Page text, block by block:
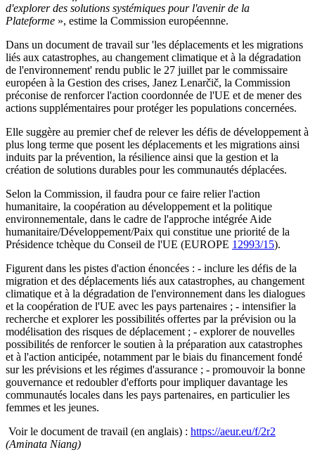
d'explorer des solutions systémiques pour l'avenir de la
Plateforme », estime la Commission européennne.
Dans un document de travail sur 'les déplacements et les migrations
liés aux catastrophes, au changement climatique et à la dégradation
de l'environnement' rendu public le 27 juillet par le commissaire
européen à la Gestion des crises, Janez Lenarčič, la Commission
préconise de renforcer l'action coordonnée de l'UE et de mener des
actions supplémentaires pour protéger les populations concernées.
Elle suggère au premier chef de relever les défis de développement à
plus long terme que posent les déplacements et les migrations ainsi
induits par la prévention, la résilience ainsi que la gestion et la
création de solutions durables pour les communautés déplacées.
Selon la Commission, il faudra pour ce faire relier l'action
humanitaire, la coopération au développement et la politique
environnementale, dans le cadre de l'approche intégrée Aide
humanitaire/Développement/Paix qui constitue une priorité de la
Présidence tchèque du Conseil de l'UE (EUROPE 12993/15).
Figurent dans les pistes d'action énoncées : - inclure les défis de la
migration et des déplacements liés aux catastrophes, au changement
climatique et à la dégradation de l'environnement dans les dialogues
et la coopération de l'UE avec les pays partenaires ; - intensifier la
recherche et explorer les possibilités offertes par la prévision ou la
modélisation des risques de déplacement ; - explorer de nouvelles
possibilités de renforcer le soutien à la préparation aux catastrophes
et à l'action anticipée, notamment par le biais du financement fondé
sur les prévisions et les régimes d'assurance ; - promouvoir la bonne
gouvernance et redoubler d'efforts pour impliquer davantage les
communautés locales dans les pays partenaires, en particulier les
femmes et les jeunes.
Voir le document de travail (en anglais) : https://aeur.eu/f/2r2
(Aminata Niang)